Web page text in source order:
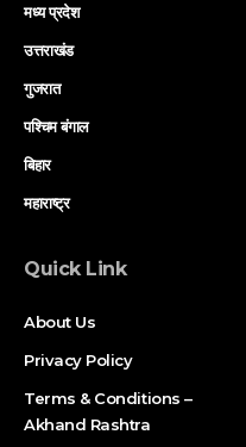
मध्य प्रदेश
उत्तराखंड
गुजरात
पश्चिम बंगाल
बिहार
महाराष्ट्र
Quick Link
About Us
Privacy Policy
Terms & Conditions –
Akhand Rashtra